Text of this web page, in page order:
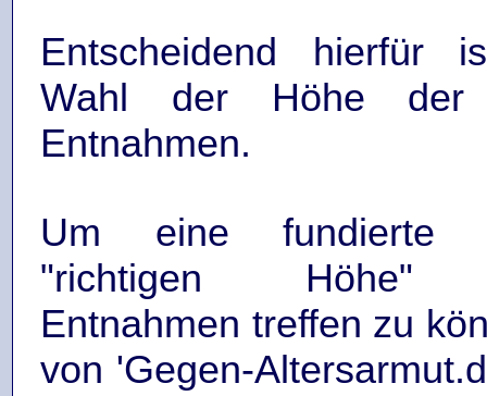
Entscheidend hierfür
Wahl der Höhe der
Entnahmen.
Um eine fundierte
"richtigen Höhe"
Entnahmen treffen zu
von 'Gegen-